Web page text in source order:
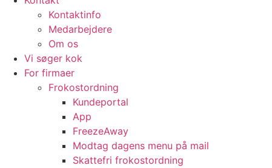
Kontaktinfo
Medarbejdere
Om os
Vi søger kok
For firmaer
Frokostordning
Kundeportal
App
FreezeAway
Modtag dagens menu på mail
Skattefri frokostordning